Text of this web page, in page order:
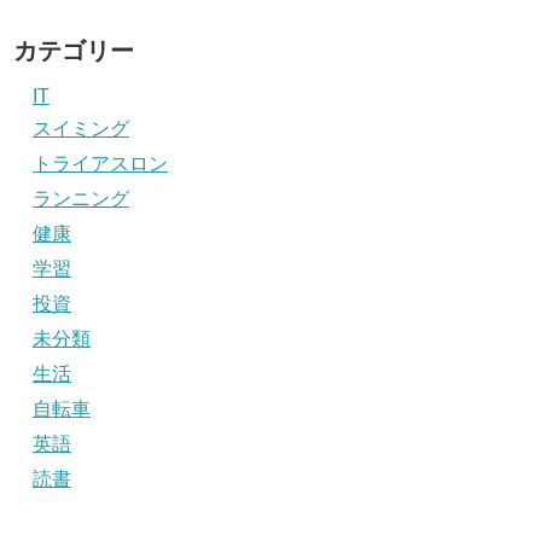
カテゴリー
IT
スイミング
トライアスロン
ランニング
健康
学習
投資
未分類
生活
自転車
英語
読書